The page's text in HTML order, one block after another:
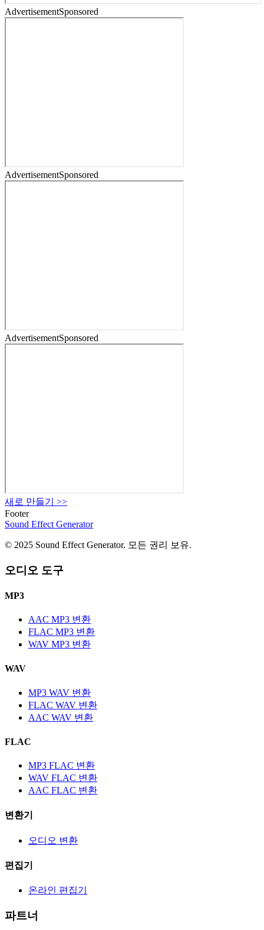
AdvertisementSponsored
AdvertisementSponsored
AdvertisementSponsored
새로 만들기
>>
Footer
Sound Effect Generator
© 2025 Sound Effect Generator. 모든 권리 보유.
오디오 도구
MP3
AAC MP3 변환
FLAC MP3 변환
WAV MP3 변환
WAV
MP3 WAV 변환
FLAC WAV 변환
AAC WAV 변환
FLAC
MP3 FLAC 변환
WAV FLAC 변환
AAC FLAC 변환
변환기
오디오 변환
편집기
온라인 편집기
파트너